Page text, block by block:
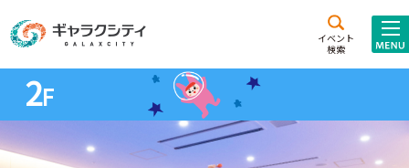
イベント
検索
施設案内
こども
未来創造館
西新井
文化ホール
ギャラクシティとは
2F